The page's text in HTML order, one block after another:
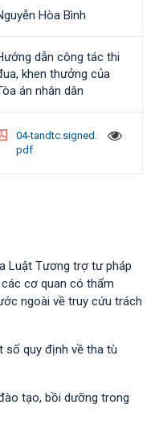
Hòa Bình
dẫn công tác thi
khen thưởng của
án nhân dân
04-tandtc.signed.
pdf
Luật Tương trợ tư pháp
cơ quan có thẩm
ngoài về truy cứu trách
số quy định về tha tù
tạo, bồi dưỡng trong